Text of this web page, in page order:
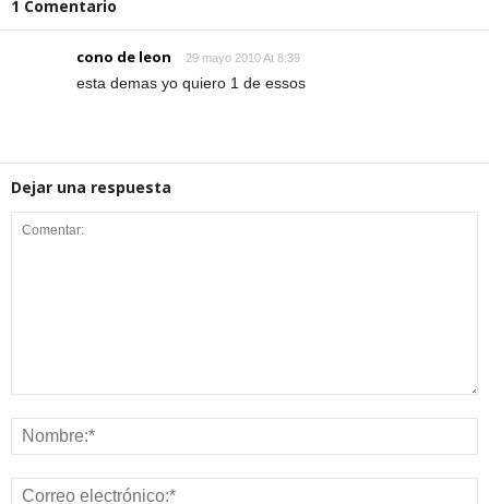
1 Comentario
cono de leon 29 mayo 2010 At 8:39
esta demas yo quiero 1 de essos
Dejar una respuesta